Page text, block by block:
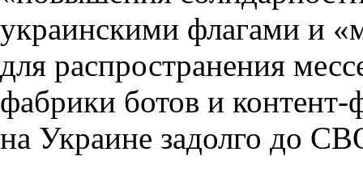
украинскими флагами и
для распространения
фабрики ботов и
на Украине задолго до